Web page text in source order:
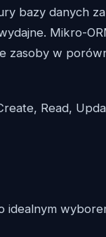
bazy danych
Mikro-
zasoby w
Read,
idealnym